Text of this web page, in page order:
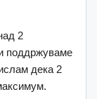
2
поддржуваме
дека 2